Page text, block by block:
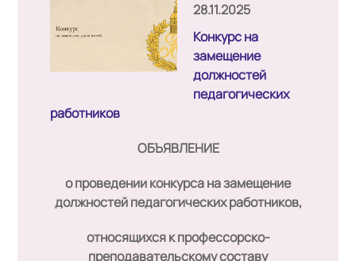
28.11.2025
Конкурс на
замещение
должностей
педагогических
работников
ОБЪЯВЛЕНИЕ
о проведении конкурса на замещение
должностей педагогических работников,
относящихся к профессорско-
преподавательскому составу